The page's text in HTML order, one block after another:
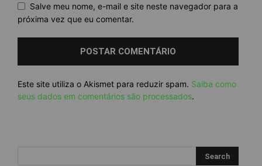
Salve meu nome, e-mail e site neste navegador para a
próxima vez que eu comentar.
Este site utiliza o Akismet para reduzir spam. Saiba como
seus dados em comentários são processados.